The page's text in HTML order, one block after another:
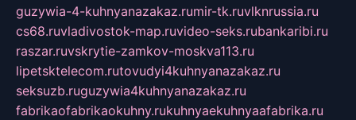
guzywia-4-kuhnyanazakaz.rumir-tk.ruvlknrussia.ru
cs68.ruvladivostok-map.ruvideo-seks.rubankaribi.ru
raszar.ruvskrytie-zamkov-moskva113.ru
lipetsktelecom.rutovudyi4kuhnyanazakaz.ru
seksuzb.ruguzywia4kuhnyanazakaz.ru
fabrikaofabrikaokuhny.rukuhnyaekuhnyaafabrika.ru